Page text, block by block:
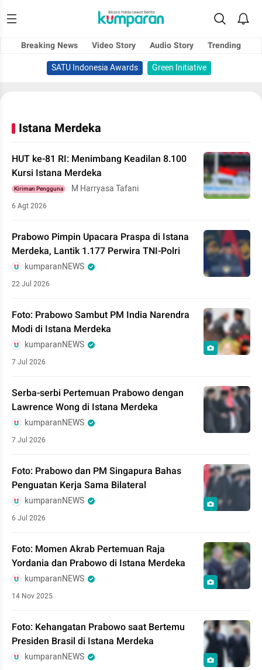
Breaking News Video Story Audio Story
Trending
SATU Indonesia Awards
Green Initiative
Istana Merdeka
HUT ke-81 RI: Menimbang Keadilan 8.100
Kursi Istana Merdeka
Kiriman Pengguna M Harryasa Tafani
6 Agt 2026
Prabowo Pimpin Upacara Praspa di Istana
Merdeka, Lantik 1.177 Perwira TNI-Polri
kumparanNEWS
22 Jul 2026
Foto: Prabowo Sambut PM India Narendra
Modi di Istana Merdeka
kumparanNEWS
7 Jul 2026
Serba-serbi Pertemuan Prabowo dengan
Lawrence Wong di Istana Merdeka
kumparanNEWS
7 Jul 2026
Foto: Prabowo dan PM Singapura Bahas
Penguatan Kerja Sama Bilateral
kumparanNEWS
6 Jul 2026
Foto: Momen Akrab Pertemuan Raja
Yordania dan Prabowo di Istana Merdeka
kumparanNEWS
14 Nov 2025
Foto: Kehangatan Prabowo saat Bertemu
Presiden Brasil di Istana Merdeka
kumparanNEWS